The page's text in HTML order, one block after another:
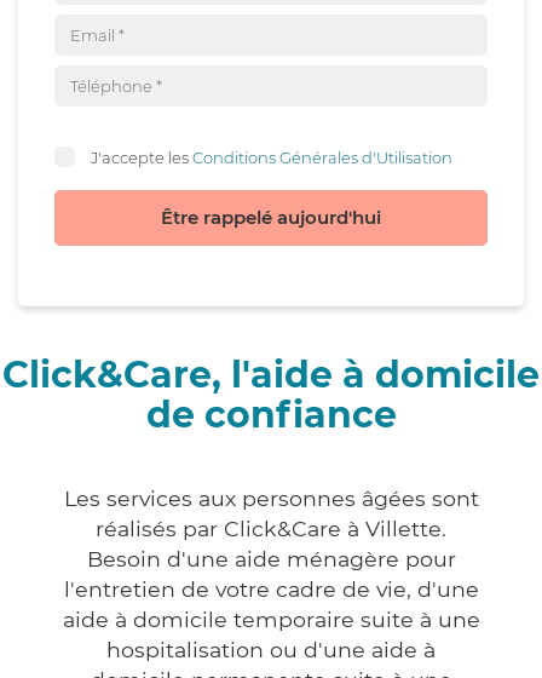
J'accepte lesConditions Générales d'Utilisation
Être rappelé aujourd'hui
Click&Care, l'aide à domicile
de confiance
Les services aux personnes âgées sont
réalisés par Click&Care à Villette.
Besoin d'une aide ménagère pour
l'entretien de votre cadre de vie, d'une
aide à domicile temporaire suite à une
hospitalisation ou d'une aide à